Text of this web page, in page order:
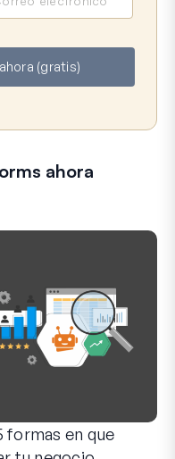
(gratis)
ahora
formas en que